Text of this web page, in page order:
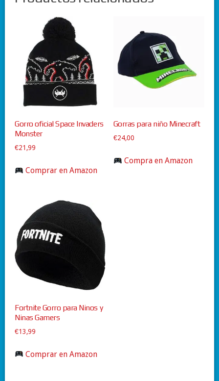
Gorro oficial Space Invaders
Monster
€21,99
Comprar en Amazon
Gorras para niño Minecraft
€24,00
Compra en Amazon
Fortnite Gorro para Ninos y
Ninas Gamers
€13,99
Comprar en Amazon